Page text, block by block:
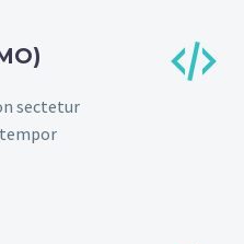
sectetur

